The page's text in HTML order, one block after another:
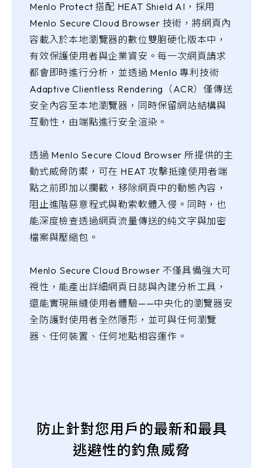
Menlo Protect 搭配 HEAT Shield AI，採用
Menlo Secure Cloud Browser 技術，將網頁內
容載入於本地瀏覽器的數位雙胞硬化版本中，
有效保護使用者與企業資安。每一次網頁請求
都會即時進行分析，並透過 Menlo 專利技術
Adaptive Clientless Rendering（ACR）僅傳送
安全內容至本地瀏覽器，同時保留網站結構與
互動性，由端點進行安全渲染。
透過 Menlo Secure Cloud Browser 所提供的主
動式威脅防禦，可在 HEAT 攻擊抵達使用者端
點之前即加以攔截，移除網頁中的動態內容，
阻止進階惡意程式與勒索軟體入侵。同時，也
能深度檢查透過網頁流量傳送的純文字與加密
檔案與壓縮包。
Menlo Secure Cloud Browser 不僅具備強大可
視性，能產出詳細網頁日誌與內建分析工具，
還能實現無縫使用者體驗——中央化的瀏覽器安
全防護對使用者全然隱形，並可與任何瀏覽
器、任何裝置、任何地點相容運作。
防止針對您用戶的最新和最具
逃避性的釣魚威脅